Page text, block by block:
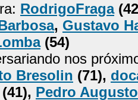
RodrigoFraga
, Gustavo
(54)
nos
Bresolin (71),
Pedro